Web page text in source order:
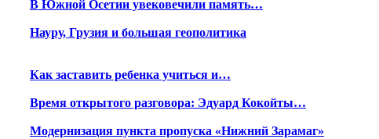
В Южной Осетии увековечили память…
Науру, Грузия и большая геополитика
Как заставить ребенка учиться и…
Время открытого разговора: Эдуард Кокойты…
Модернизация пункта пропуска «Нижний Зарамаг»